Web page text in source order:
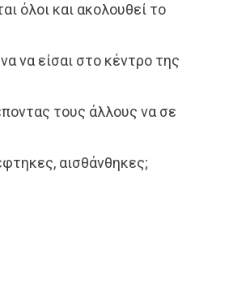
όλοι και ακολουθεί το
να είσαι στο κέντρο της
τους άλλους να σε
αισθάνθηκες;